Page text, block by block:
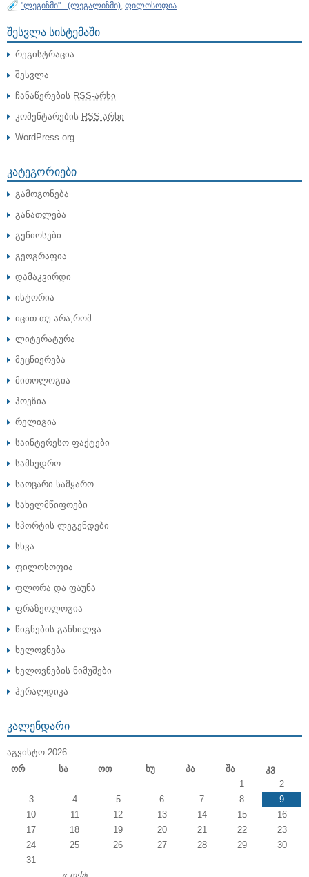
"ლეგიზმი" - (ლეგალიზმი), ფილოსოფია
ᲨᲔᲡᲕᲚᲐ ᲡᲘᲡᲢᲔᲛᲐᲨᲘ
რეგისტრაცია
შესვლა
ჩანაწერების RSS-არხი
კომენტარების RSS-არხი
WordPress.org
ᲙᲐᲢᲔᲒᲝᲠᲘᲔᲑᲘ
გამოგონება
განათლება
გენიოსები
გეოგრაფია
დამაკვირდი
ისტორია
იცით თუ არა,რომ
ლიტერატურა
მეცნიერება
მითოლოგია
პოეზია
რელიგია
საინტერესო ფაქტები
სამხედრო
საოცარი სამყარო
სახელმწიფოები
სპორტის ლეგენდები
სხვა
ფილოსოფია
ფლორა და ფაუნა
ფრაზეოლოგია
წიგნების განხილვა
ხელოვნება
ხელოვნების ნიმუშები
ჰერალდიკა
ᲙᲐᲚᲔᲜᲓᲐᲠᲘ
ᲐᲒᲕᲘᲡᲢᲝ 2026
Ორ
Სა Ოთ Ხუ Პა Შა Კვ
1
2
3
4 5 6 7 8
9
10
11 12 13 14 15
16
17
18 19 20 21 22
23
24
25 26 27 28 29
30
31